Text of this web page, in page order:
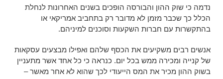
נדמה כי שוק ההון והבורסה הופכים בשנים האחרונות לנחלת
הכלל כך שכבר מזמן לא מדובר רק בתחביב אמריקאי או
בהתקשרות עם חברות השקעות וסוכנים למיניהם.
אנשים רבים משקיעים את הכסף שלהם ואפילו מבצעים עסקאות
של קנייה ומכירה ממש בכל יום. כנראה כי כל אחד אשר מתעניין
בשוק ההון מכיר את המס הייעודי לכך שהוא לא אחר מאשר –